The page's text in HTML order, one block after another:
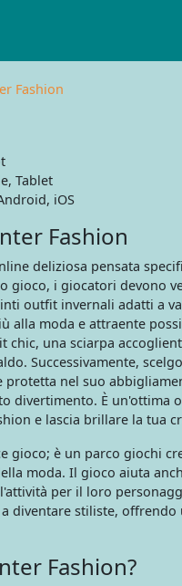
Fashion
Tablet
iOS
Fashion
deliziosa pensata
gioco, i giocatori devono
outfit invernali adatti a
alla moda e attraente
una sciarpa
Successivamente,
nel suo
divertimento. È
e lascia brillare la tua
gioco; è un parco giochi
moda. Il gioco aiuta
per il loro
diventare stiliste,
Fashion?